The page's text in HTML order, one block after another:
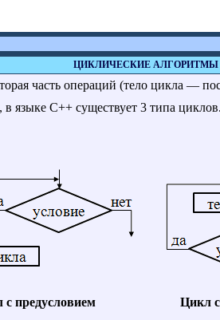
ЦИКЛИЧЕСКИЕ АЛГОРИТМЫ
часть операций (тело цикла —
языке C++ существует 3 типа циклов.
с предусловием Цикл